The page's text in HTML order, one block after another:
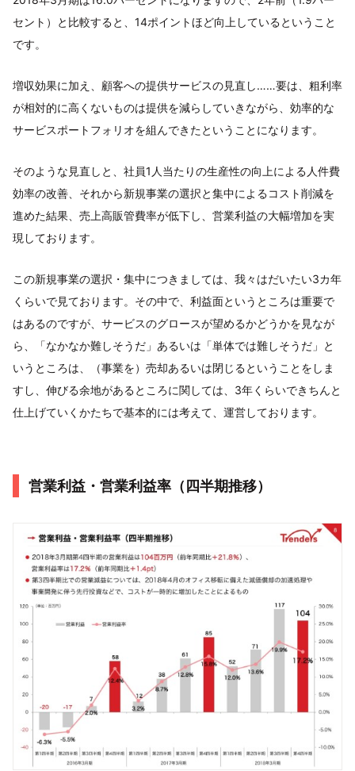
セント）と比較すると、14ポイントほど向上しているということ
です。
増収効果に加え、顧客への提供サービスの見直し……要は、粗利率
が相対的に高くないものは提供を減らしていきながら、効率的な
サービスポートフォリオを組んできたということになります。
そのような見直しと、社員1人当たりの生産性の向上による人件費
効率の改善、それから新規事業の選択と集中によるコスト削減を
進めた結果、売上高販管費率が低下し、営業利益の大幅増加を実
現しております。
この新規事業の選択・集中につきましては、我々はだいたい3カ年
くらいで見ております。その中で、利益面というところは重要で
はあるのですが、サービスのグロースが望めるかどうかを見なが
ら、「なかなか難しそうだ」あるいは「単体では難しそうだ」と
いうところは、（事業を）売却あるいは閉じるということをしま
すし、伸びる余地があるところに関しては、3年くらいできちんと
仕上げていくかたちで基本的には考えて、運営しております。
営業利益・営業利益率（四半期推移）